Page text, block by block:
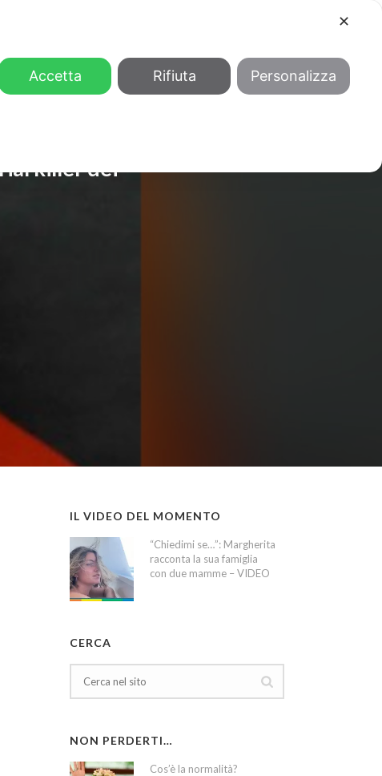
killer dei
IL VIDEO DEL MOMENTO
“Chiedimi se…”: Margherita
racconta la sua famiglia
con due mamme – VIDEO
CERCA
NON PERDERTI…
Cos’è la normalità?
✕
Accetta Rifiuta Personalizza